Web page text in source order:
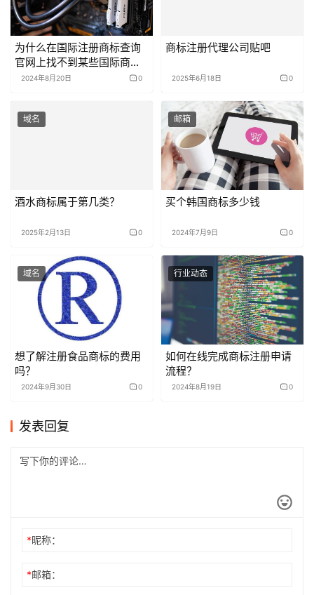
为什么在国际注册商标查询
官网上找不到某些国际商标
的信息？
2024年8月20日 0
商标注册代理公司贴吧
2025年6月18日 0
域名
酒水商标属于第几类？
2025年2月13日 0
邮箱
买个韩国商标多少钱
2024年7月9日 0
域名
想了解注册食品商标的费用
吗？
2024年9月30日 0
行业动态
如何在线完成商标注册申请
流程？
2024年8月19日 0
发表回复
*昵称：
*邮箱：